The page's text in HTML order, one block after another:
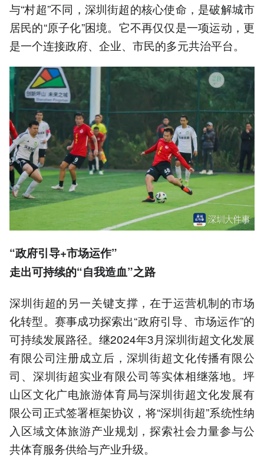
与“村超”不同，深圳街超的核心使命，是破解城市
居民的“原子化”困境。它不再仅仅是一项运动，更
是一个连接政府、企业、市民的多元共治平台。
“政府引导+市场运作”
走出可持续的“自我造血”之路
深圳街超的另一关键支撑，在于运营机制的市场
化转型。赛事成功探索出“政府引导、市场运作”的
可持续发展路径。继2024年3月深圳街超文化发展
有限公司注册成立后，深圳街超文化传播有限公
司、深圳街超实业有限公司等实体相继落地。坪
山区文化广电旅游体育局与深圳街超文化发展有
限公司正式签署框架协议，将“深圳街超”系统性纳
入区域文体旅游产业规划，探索社会力量参与公
共体育服务供给与产业升级。